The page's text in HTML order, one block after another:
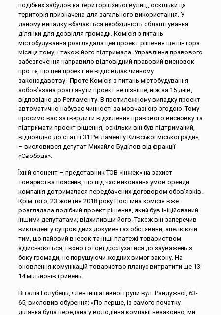
подібних забудов на території їхньої вулиці, оскільки ця
територія призначена для загального використання. У
даному випадку вбачається необхідність облаштування
ділянки для дозвілля громади. Комісія з питань
містобудування розглядала цей проект рішення ще півтора
місяця тому, і також його підтримала. Управління правового
забезпечення направило відповідний правовий висновок
про те, що цей проект не відповідає чинному
законодавству. Проте Комісія з питань містобудування
зобов’язана розглянути проект не пізніше, ніж за 15 днів,
відповідно до Регламенту. В протилежному випадку проект
автоматично набуває чинності за мовчазною згодою. Тому
просимо вас затвердити відхилення правового висновку та
підтримати проект рішення, оскільки він був підтриманий,
відповідно до статті 31 Регламенту Київської міської ради»,
– висловився депутат Михайло Буділов від фракції
«Свобода».
Їхній опонент – представник ТОВ «Інжек» на захист
товариства пояснив, що під час виконання умов оренди
компанія дотрималася передбачених договором обов’язків.
Крім того, 23 жовтня 2018 року Постійна комісія вже
розглядала подібний проект рішення, який був ініційований
іншими депутатами, відхиливши його. Також він заперечив
викладені у супровідних документах обставини, апелюючи
тим, що пайовий внесок та інші платежі товариством
здійснюються, і воно готові дослухатися до зауважень з
боку громади, не порушуючи жодних вимог закону. На
оновлення комунікацій товариство планує витратити ще 13-
14 мільйонів гривень.
Віталій Голубець, член ініціативної групи вул. Райдужної, 63-
65, висловив обурення: «По-перше, із самого початку
ділянка була передана у володіння компанії незаконно, ми